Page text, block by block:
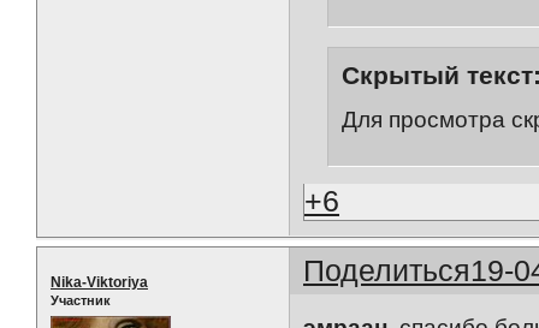
Скрытый
Для просмотра
+6
Поделиться19-
Nika-Viktoriya
Участник